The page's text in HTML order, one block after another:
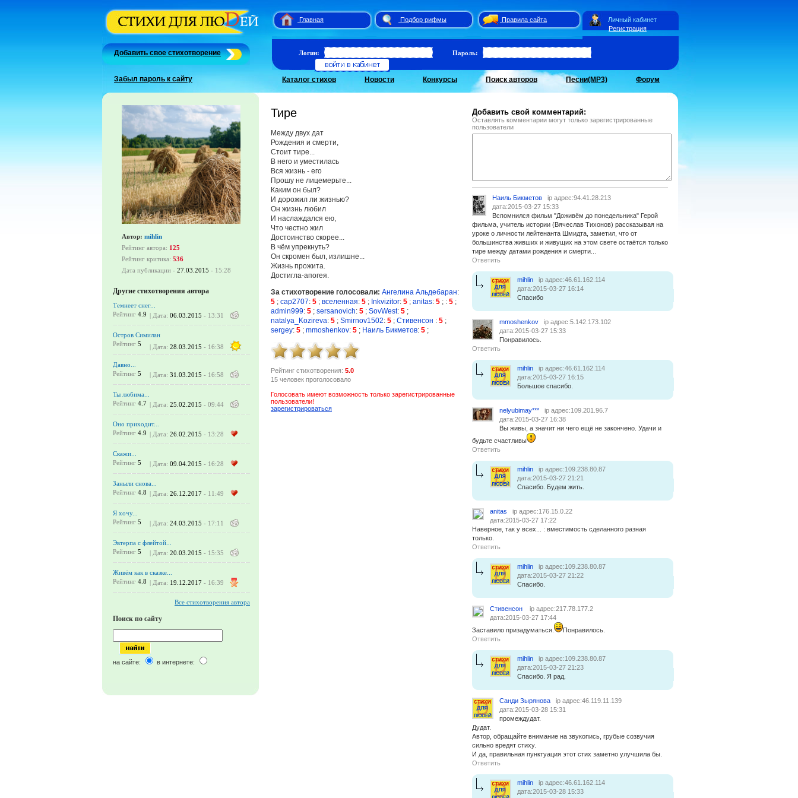
Главная Подбор рифмы
Правила сайта
Регистрация
Личный кабинет
Добавить свое стихотворение
Забыл пароль к сайту
Логин: Пароль:
Каталог стихов Новости Конкурсы Поиск авторов Песни(MP3) Форум
Автор: mihlin
Рейтинг автора: 125
Рейтинг критика: 536
Дата публикации - 27.03.2015 - 15:28
Другие стихотворения автора
Темнеет снег...
Рейтинг 4.9 | Дата: 06.03.2015 - 13:31
Остров Симилан
Рейтинг 5 | Дата: 28.03.2015 - 16:38
Давно...
Рейтинг 5 | Дата: 31.03.2015 - 16:58
Ты любима...
Рейтинг 4.7 | Дата: 25.02.2015 - 09:44
Оно приходит...
Рейтинг 4.9 | Дата: 26.02.2015 - 13:28
Скажи...
Рейтинг 5 | Дата: 09.04.2015 - 16:28
Заныли снова...
Рейтинг 4.8 | Дата: 26.12.2017 - 11:49
Я хочу...
Рейтинг 5 | Дата: 24.03.2015 - 17:11
Эвтерпа с флейтой...
Рейтинг 5 | Дата: 20.03.2015 - 15:35
Живём как в сказке...
Рейтинг 4.8 | Дата: 19.12.2017 - 16:39
Все стихотворения автора
Поиск по сайту
на сайте: в интернете:
Тире
Между двух дат
Рождения и смерти,
Стоит тире...
В него и уместилась
Вся жизнь - его
Прошу не лицемерьте...
Каким он был?
И дорожил ли жизнью?
Он жизнь любил
И наслаждался ею,
Что честно жил
Достоинство скорее...
В чём упрекнуть?
Он скромен был, излишне...
Жизнь прожита.
Достигла-апогея.
За стихотворение голосовали: Ангелина Альдебаран:
5 ; cap2707: 5 ; вселенная: 5 ; Inkvizitor: 5 ; anitas: 5 ; : 5 ;
admin999: 5 ; sersanovich: 5 ; SovWest: 5 ;
natalya_Kozireva: 5 ; Smirnov1502: 5 ; Стивенсон : 5 ;
sergey: 5 ; mmoshenkov: 5 ; Наиль Бикметов: 5 ;
Рейтинг стихотворения: 5.0
15 человек проголосовало
Голосовать имеют возможность только зарегистрированные
пользователи!
зарегистрироваться
Добавить свой комментарий:
Оставлять комментарии могут только зарегистрированные
пользователи
Наиль Бикметов
ip адрес:94.41.28.213
дата:2015-03-27 15:33
Вспомнился фильм "Доживём до понедельника" Герой
фильма, учитель истории (Вячеслав Тихонов) рассказывая на
уроке о личности лейтенанта Шмидта, заметил, что от
большинства живших и живущих на этом свете остаётся только
тире между датами рождения и смерти...
Ответить
mihlin
ip адрес:46.61.162.114
дата:2015-03-27 16:14
Спасибо
mmoshenkov
ip адрес:5.142.173.102
дата:2015-03-27 15:33
Понравилось.
Ответить
mihlin
ip адрес:46.61.162.114
дата:2015-03-27 16:15
Большое спасибо.
nelyubimay***
ip адрес:109.201.96.7
дата:2015-03-27 16:38
Вы живы, а значит ни чего ещё не закончено. Удачи и
будьте счастливы
Ответить
mihlin
ip адрес:109.238.80.87
дата:2015-03-27 21:21
Спасибо. Будем жить.
anitas
ip адрес:176.15.0.22
дата:2015-03-27 17:22
Наверное, так у всех... : вместимость сделанного разная
только.
Ответить
mihlin
ip адрес:109.238.80.87
дата:2015-03-27 21:22
Спасибо.
Стивенсон
ip адрес:217.78.177.2
дата:2015-03-27 17:44
Заставило призадуматься.
Понравилось.
Ответить
mihlin
ip адрес:109.238.80.87
дата:2015-03-27 21:23
Спасибо. Я рад.
Санди Зырянова
ip адрес:46.119.11.139
дата:2015-03-28 15:31
промеждудат.
Дудат.
Автор, обращайте внимание на звукопись, грубые созвучия
сильно вредят стиху.
И да, правильная пунктуация этот стих заметно улучшила бы.
Ответить
mihlin
ip адрес:46.61.162.114
дата:2015-03-28 15:33